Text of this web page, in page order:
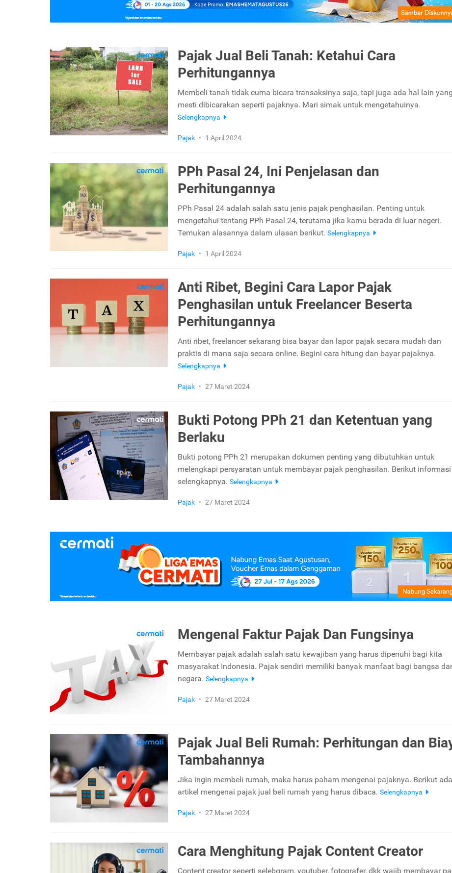
Pajak Jual Beli Tanah: Ketahui Cara
Perhitungannya
Membeli tanah tidak cuma bicara transaksinya saja, tapi juga ada hal lain yang
mesti dibicarakan seperti pajaknya. Mari simak untuk mengetahuinya.
Selengkapnya
Pajak • 1 April 2024
PPh Pasal 24, Ini Penjelasan dan
Perhitungannya
PPh Pasal 24 adalah salah satu jenis pajak penghasilan. Penting untuk
mengetahui tentang PPh Pasal 24, terutama jika kamu berada di luar negeri.
Temukan alasannya dalam ulasan berikut. Selengkapnya
Pajak • 1 April 2024
Anti Ribet, Begini Cara Lapor Pajak
Penghasilan untuk Freelancer Beserta
Perhitungannya
Anti ribet, freelancer sekarang bisa bayar dan lapor pajak secara mudah dan
praktis di mana saja secara online. Begini cara hitung dan bayar pajaknya.
Selengkapnya
Pajak • 27 Maret 2024
Bukti Potong PPh 21 dan Ketentuan yang
Berlaku
Bukti potong PPh 21 merupakan dokumen penting yang dibutuhkan untuk
melengkapi persyaratan untuk membayar pajak penghasilan. Berikut informasi
selengkapnya. Selengkapnya
Pajak • 27 Maret 2024
Mengenal Faktur Pajak Dan Fungsinya
Membayar pajak adalah salah satu kewajiban yang harus dipenuhi bagi kita
masyarakat Indonesia. Pajak sendiri memiliki banyak manfaat bagi bangsa
negara. Selengkapnya
Pajak • 27 Maret 2024
Pajak Jual Beli Rumah: Perhitungan dan
Tambahannya
Jika ingin membeli rumah, maka harus paham mengenai pajaknya. Berikut
artikel mengenai pajak jual beli rumah yang harus dibaca. Selengkapnya
Pajak • 27 Maret 2024
Cara Menghitung Pajak Content Creator
Content creator seperti selebgram, youtuber, fotografer, dkk wajib membayar